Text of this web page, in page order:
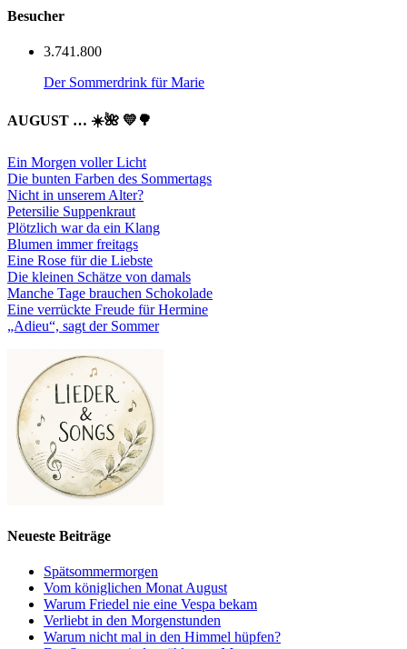
Besucher
3.741.800
Der Sommerdrink für Marie
AUGUST … ☀️🌺 💛🌳
Ein Morgen voller Licht
Die bunten Farben des Sommertags
Nicht in unserem Alter?
Petersilie Suppenkraut
Plötzlich war da ein Klang
Blumen immer freitags
Eine Rose für die Liebste
Die kleinen Schätze von damals
Manche Tage brauchen Schokolade
Eine verrückte Freude für Hermine
„Adieu“, sagt der Sommer
Neueste Beiträge
Spätsommermorgen
Vom königlichen Monat August
Warum Friedel nie eine Vespa bekam
Verliebt in den Morgenstunden
Warum nicht mal in den Himmel hüpfen?